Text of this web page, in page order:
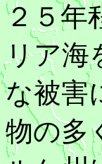
２５年
リア海
な被害
物の多